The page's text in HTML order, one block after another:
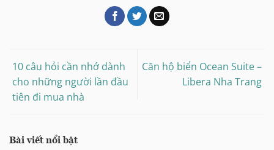
10 câu hỏi cần nhớ dành
cho những người lần đầu
tiên đi mua nhà
Căn hộ biển Ocean Suite –
Libera Nha Trang
Bài viết nổi bật